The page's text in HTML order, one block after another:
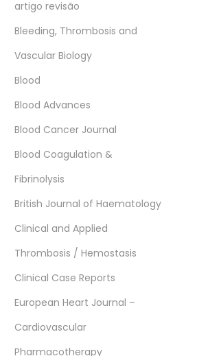
artigo revisão
Bleeding, Thrombosis and
Vascular Biology
Blood
Blood Advances
Blood Cancer Journal
Blood Coagulation &
Fibrinolysis
British Journal of Haematology
Clinical and Applied
Thrombosis / Hemostasis
Clinical Case Reports
European Heart Journal –
Cardiovascular
Pharmacotherapy